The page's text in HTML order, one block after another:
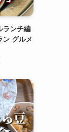
ランチ編
ン グルメ